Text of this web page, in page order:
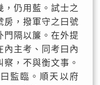
，仍用藍。試士之
房，撥軍守之曰號
門隔以簾。在外提
內主考、同考曰內
，不與衡文事。
監臨。順天以府